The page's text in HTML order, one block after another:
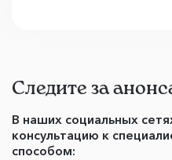
Следите за
В наших социальных
консультацию к
способом: